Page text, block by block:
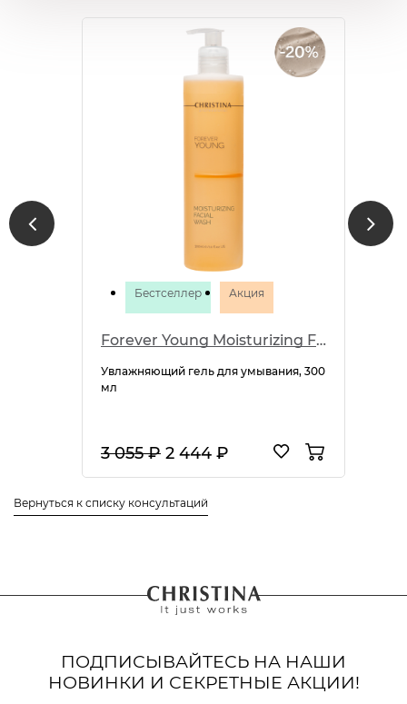
Бестселлер Акция
Forever Young Moisturizing Facial Wash
Увлажняющий гель для умывания, 300
мл
3 055 ₽ 2 444 ₽
Вернуться к списку консультаций
ПОДПИСЫВАЙТЕСЬ НА НАШИ
НОВИНКИ И СЕКРЕТНЫЕ АКЦИИ!